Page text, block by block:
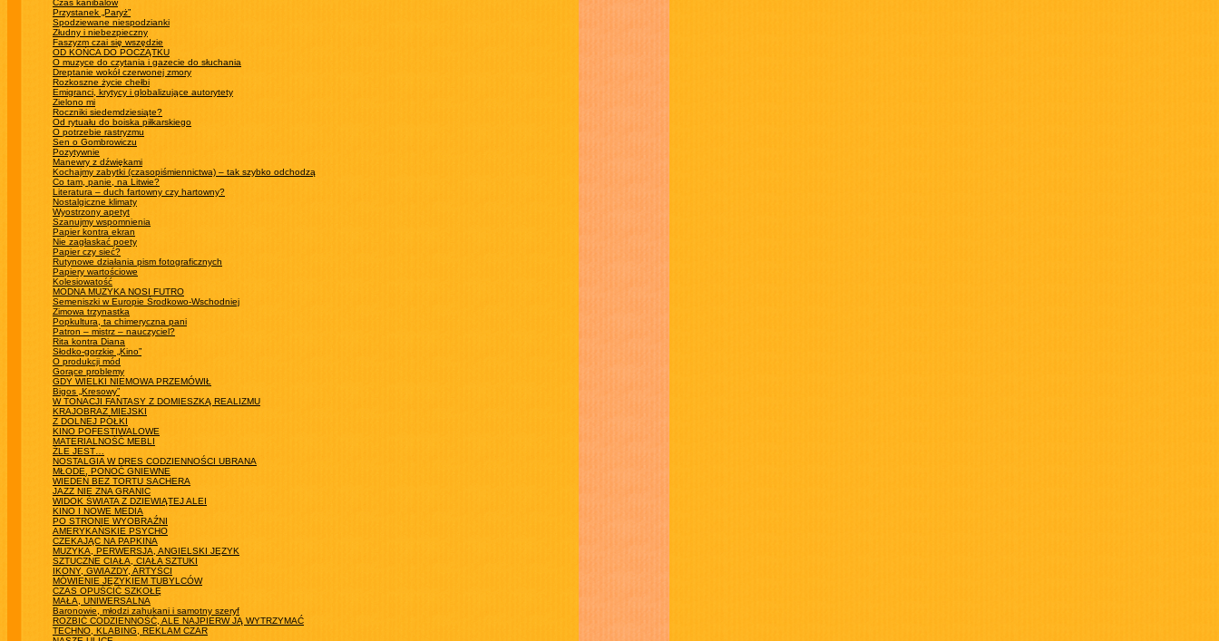
Czas kanibalów
Przystanek „Paryż”
Spodziewane niespodzianki
Złudny i niebezpieczny
Faszyzm czai się wszędzie
OD KOŃCA DO POCZĄTKU
O muzyce do czytania i gazecie do słuchania
Dreptanie wokół czerwonej zmory
Rozkoszne życie chełbi
Emigranci, krytycy i globalizujące autorytety
Zielono mi
Roczniki siedemdziesiąte?
Od rytuału do boiska piłkarskiego
O potrzebie rastryzmu
Sen o Gombrowiczu
Pozytywnie
Manewry z dźwiękami
Kochajmy zabytki (czasopiśmiennictwa) – tak szybko odchodzą
Co tam, panie, na Litwie?
Literatura – duch fartowny czy hartowny?
Nostalgiczne klimaty
Wyostrzony apetyt
Szanujmy wspomnienia
Papier kontra ekran
Nie zagłaskać poety
Papier czy sieć?
Rutynowe działania pism fotograficznych
Papiery wartościowe
Kolesiowatość
MODNA MUZYKA NOSI FUTRO
Semeniszki w Europie Środkowo-Wschodniej
Zimowa trzynastka
Popkultura, ta chimeryczna pani
Patron – mistrz – nauczyciel?
Rita kontra Diana
Słodko-gorzkie „Kino”
O produkcji mód
Gorące problemy
GDY WIELKI NIEMOWA PRZEMÓWIŁ
Bigos „Kresowy”
W TONACJI FANTASY Z DOMIESZKĄ REALIZMU
KRAJOBRAZ MIEJSKI
Z DOLNEJ PÓŁKI
KINO POFESTIWALOWE
MATERIALNOŚĆ MEBLI
ŹLE JEST…
NOSTALGIA W DRES CODZIENNOŚCI UBRANA
MŁODE, PONOĆ GNIEWNE
WIEDEŃ BEZ TORTU SACHERA
JAZZ NIE ZNA GRANIC
WIDOK ŚWIATA Z DZIEWIĄTEJ ALEI
KINO I NOWE MEDIA
PO STRONIE WYOBRAŹNI
AMERYKAŃSKIE PSYCHO
CZEKAJĄC NA PAPKINA
MUZYKA, PERWERSJA, ANGIELSKI JĘZYK
SZTUCZNE CIAŁA, CIAŁA SZTUKI
IKONY, GWIAZDY, ARTYŚCI
MÓWIENIE JĘZYKIEM TUBYLCÓW
CZAS OPUŚCIĆ SZKOŁĘ
MAŁA, UNIWERSALNA
Baronowie, młodzi zahukani i samotny szeryf
ROZBIĆ CODZIENNOŚĆ, ALE NAJPIERW JĄ WYTRZYMAĆ
TECHNO, KLABING, REKLAM CZAR